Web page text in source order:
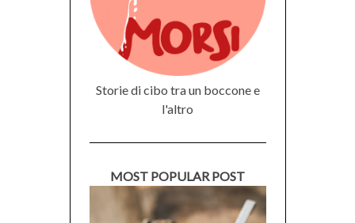
Storie di cibo tra un boccone e
l'altro
MOST POPULAR POST